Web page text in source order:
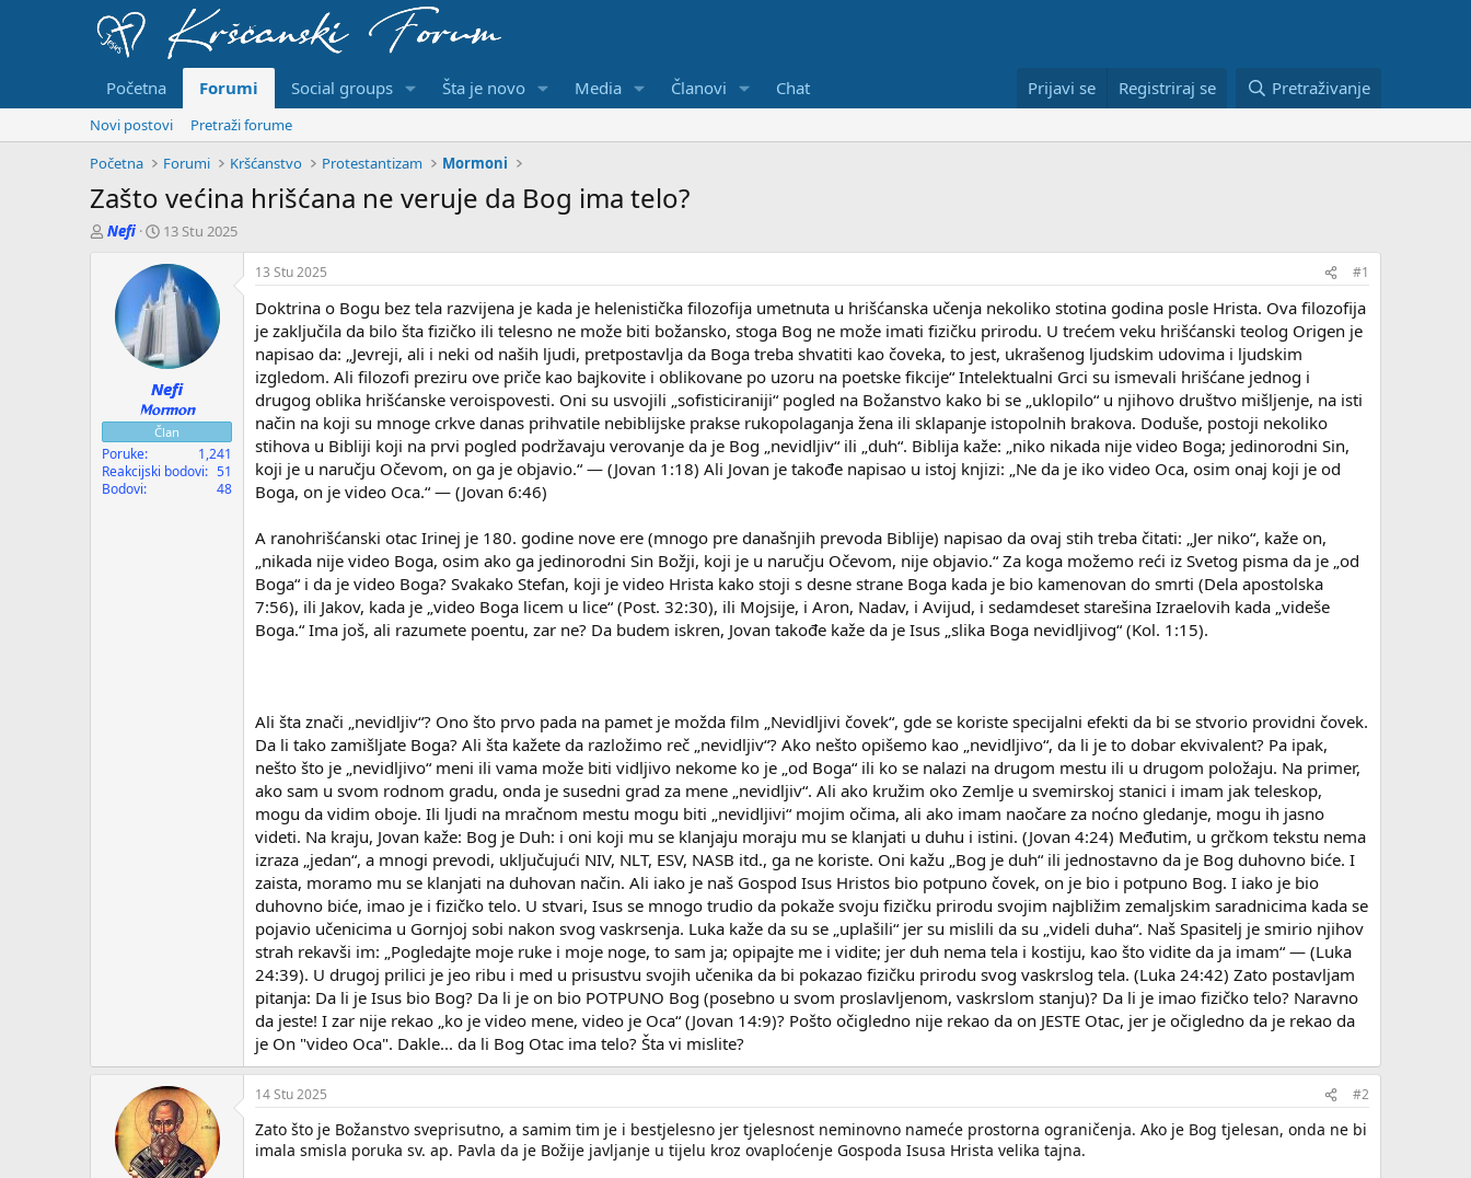
Početna Forumi Social groups Šta je novo Media Članovi Chat Prijavi se Registriraj se Pretraživanje
Novi postovi
Pretraži forume
Početna
Forumi Kršćanstvo Protestantizam Mormoni
Zašto većina hrišćana ne veruje da Bog ima telo?
P
m
e
Nefi
D
t
u
m
p
č
e
t
k
a
13 Stu 2025
Nefi
Mormon
Član
Poruke
1,241
Reakcijski bodovi
51
Bodovi
48
13 Stu 2025 #1
Doktrina o Bogu bez tela razvijena je kada je helenistička filozofija umetnuta u hrišćanska učenja nekoliko stotina godina posle Hrista. Ova filozofija
je zaključila da bilo šta fizičko ili telesno ne može biti božansko, stoga Bog ne može imati fizičku prirodu. U trećem veku hrišćanski teolog Origen je
napisao da: „Jevreji, ali i neki od naših ljudi, pretpostavlja da Boga treba shvatiti kao čoveka, to jest, ukrašenog ljudskim udovima i ljudskim
izgledom. Ali filozofi preziru ove priče kao bajkovite i oblikovane po uzoru na poetske fikcije“ Intelektualni Grci su ismevali hrišćane jednog i
drugog oblika hrišćanske veroispovesti. Oni su usvojili „sofisticiraniji“ pogled na Božanstvo kako bi se „uklopilo“ u njihovo društvo mišljenje, na isti
način na koji su mnoge crkve danas prihvatile nebiblijske prakse rukopolaganja žena ili sklapanje istopolnih brakova. Doduše, postoji nekoliko
stihova u Bibliji koji na prvi pogled podržavaju verovanje da je Bog „nevidljiv“ ili „duh“. Biblija kaže: „niko nikada nije video Boga; jedinorodni Sin,
koji je u naručju Očevom, on ga je objavio.“ — (Jovan 1:18) Ali Jovan je takođe napisao u istoj knjizi: „Ne da je iko video Oca, osim onaj koji je od
Boga, on je video Oca.“ — (Jovan 6:46)
A ranohrišćanski otac Irinej je 180. godine nove ere (mnogo pre današnjih prevoda Biblije) napisao da ovaj stih treba čitati: „Jer niko“, kaže on,
„nikada nije video Boga, osim ako ga jedinorodni Sin Božji, koji je u naručju Očevom, nije objavio.“ Za koga možemo reći iz Svetog pisma da je „od
Boga“ i da je video Boga? Svakako Stefan, koji je video Hrista kako stoji s desne strane Boga kada je bio kamenovan do smrti (Dela apostolska
7:56), ili Jakov, kada je „video Boga licem u lice“ (Post. 32:30), ili Mojsije, i Aron, Nadav, i Avijud, i sedamdeset starešina Izraelovih kada „videše
Boga.“ Ima još, ali razumete poentu, zar ne? Da budem iskren, Jovan takođe kaže da je Isus „slika Boga nevidljivog“ (Kol. 1:15).
Ali šta znači „nevidljiv“? Ono što prvo pada na pamet je možda film „Nevidljivi čovek“, gde se koriste specijalni efekti da bi se stvorio providni čovek.
Da li tako zamišljate Boga? Ali šta kažete da razložimo reč „nevidljiv“? Ako nešto opišemo kao „nevidljivo“, da li je to dobar ekvivalent? Pa ipak,
nešto što je „nevidljivo“ meni ili vama može biti vidljivo nekome ko je „od Boga“ ili ko se nalazi na drugom mestu ili u drugom položaju. Na primer,
ako sam u svom rodnom gradu, onda je susedni grad za mene „nevidljiv“. Ali ako kružim oko Zemlje u svemirskoj stanici i imam jak teleskop,
mogu da vidim oboje. Ili ljudi na mračnom mestu mogu biti „nevidljivi“ mojim očima, ali ako imam naočare za noćno gledanje, mogu ih jasno
videti. Na kraju, Jovan kaže: Bog je Duh: i oni koji mu se klanjaju moraju mu se klanjati u duhu i istini. (Jovan 4:24) Međutim, u grčkom tekstu nema
izraza „jedan“, a mnogi prevodi, uključujući NIV, NLT, ESV, NASB itd., ga ne koriste. Oni kažu „Bog je duh“ ili jednostavno da je Bog duhovno biće. I
zaista, moramo mu se klanjati na duhovan način. Ali iako je naš Gospod Isus Hristos bio potpuno čovek, on je bio i potpuno Bog. I iako je bio
duhovno biće, imao je i fizičko telo. U stvari, Isus se mnogo trudio da pokaže svoju fizičku prirodu svojim najbližim zemaljskim saradnicima kada se
pojavio učenicima u Gornjoj sobi nakon svog vaskrsenja. Luka kaže da su se „uplašili“ jer su mislili da su „videli duha“. Naš Spasitelj je smirio njihov
strah rekavši im: „Pogledajte moje ruke i moje noge, to sam ja; opipajte me i vidite; jer duh nema tela i kostiju, kao što vidite da ja imam“ — (Luka
24:39). U drugoj prilici je jeo ribu i med u prisustvu svojih učenika da bi pokazao fizičku prirodu svog vaskrslog tela. (Luka 24:42) Zato postavljam
pitanja: Da li je Isus bio Bog? Da li je on bio POTPUNO Bog (posebno u svom proslavljenom, vaskrslom stanju)? Da li je imao fizičko telo? Naravno
da jeste! I zar nije rekao „ko je video mene, video je Oca“ (Jovan 14:9)? Pošto očigledno nije rekao da on JESTE Otac, jer je očigledno da je rekao da
je On "video Oca". Dakle... da li Bog Otac ima telo? Šta vi mislite?
14 Stu 2025 #2
Zato što je Božanstvo sveprisutno, a samim tim je i bestjelesno jer tjelesnost neminovno nameće prostorna ograničenja. Ako je Bog tjelesan, onda ne bi
imala smisla poruka sv. ap. Pavla da je Božije javljanje u tijelu kroz ovaploćenje Gospoda Isusa Hrista velika tajna.